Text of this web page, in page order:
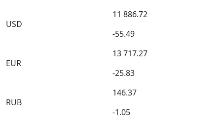
USD
11 886.72
-55.49
EUR
13 717.27
-25.83
RUB
146.37
-1.05